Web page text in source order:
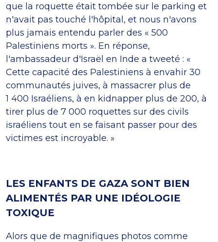
que la roquette était tombée sur le parking et
n'avait pas touché l'hôpital, et nous n'avons
plus jamais entendu parler des « 500
Palestiniens morts ». En réponse,
l'ambassadeur d'Israël en Inde a tweeté : «
Cette capacité des Palestiniens à envahir 30
communautés juives, à massacrer plus de
1 400 Israéliens, à en kidnapper plus de 200, à
tirer plus de 7 000 roquettes sur des civils
israéliens tout en se faisant passer pour des
victimes est incroyable. »
LES ENFANTS DE GAZA SONT BIEN
ALIMENTÉS PAR UNE IDÉOLOGIE
TOXIQUE
Alors que de magnifiques photos comme